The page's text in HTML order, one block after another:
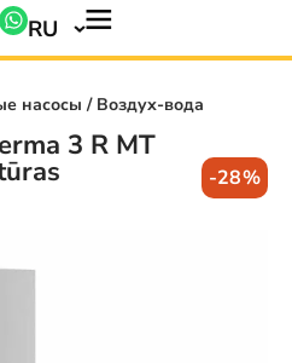
RU
насосы / Воздух-вода
3 R MT
-28%